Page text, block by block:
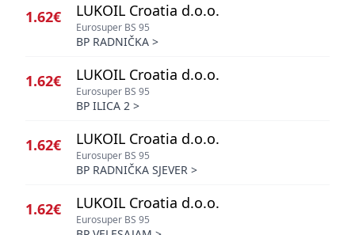
1.62€ LUKOIL Croatia d.o.o.
Eurosuper BS 95
BP RADNIČKA >
1.62€ LUKOIL Croatia d.o.o.
Eurosuper BS 95
BP ILICA 2 >
1.62€ LUKOIL Croatia d.o.o.
Eurosuper BS 95
BP RADNIČKA SJEVER >
1.62€ LUKOIL Croatia d.o.o.
Eurosuper BS 95